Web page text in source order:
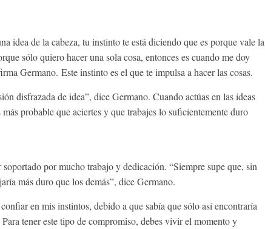
idea de la cabeza, tu instinto te está diciendo que es porque vale la
sólo quiero hacer una sola cosa, entonces es cuando me doy
Germano. Este instinto es el que te impulsa a hacer las cosas.
disfrazada de idea”, dice Germano. Cuando actúas en las ideas
probable que aciertes y que trabajes lo suficientemente duro
por mucho trabajo y dedicación. “Siempre supe que, sin
más duro que los demás”, dice Germano.
en mis instintos, debido a que sabía que sólo así encontraría
tener este tipo de compromiso, debes vivir el momento y